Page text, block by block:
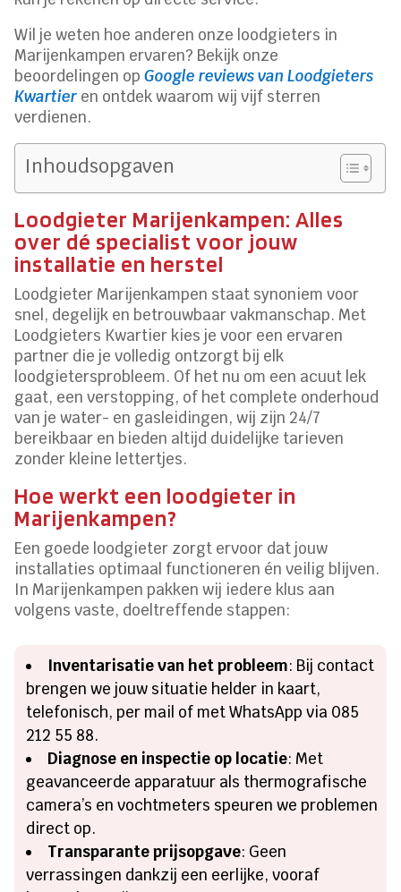
Wil je weten hoe anderen onze loodgieters in
Marijenkampen ervaren? Bekijk onze
beoordelingen opGoogle reviews van Loodgieters
Kwartier en ontdek waarom wij vijf sterren
verdienen.
Inhoudsopgaven
Loodgieter Marijenkampen: Alles
over dé specialist voor jouw
installatie en herstel
Loodgieter Marijenkampen staat synoniem voor
snel, degelijk en betrouwbaar vakmanschap. Met
Loodgieters Kwartier kies je voor een ervaren
partner die je volledig ontzorgt bij elk
loodgietersprobleem. Of het nu om een acuut lek
gaat, een verstopping, of het complete onderhoud
van je water- en gasleidingen, wij zijn 24/7
bereikbaar en bieden altijd duidelijke tarieven
zonder kleine lettertjes.
Hoe werkt een loodgieter in
Marijenkampen?
Een goede loodgieter zorgt ervoor dat jouw
installaties optimaal functioneren én veilig blijven.
In Marijenkampen pakken wij iedere klus aan
volgens vaste, doeltreffende stappen:
Inventarisatie van het probleem: Bij contact
brengen we jouw situatie helder in kaart,
telefonisch, per mail of met WhatsApp via 085
212 55 88.
Diagnose en inspectie op locatie: Met
geavanceerde apparatuur als thermografische
camera’s en vochtmeters speuren we problemen
direct op.
Transparante prijsopgave: Geen
verrassingen dankzij een eerlijke, vooraf